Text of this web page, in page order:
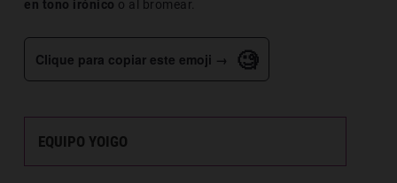
en tono irónico o al bromear.
Clique para copiar este emoji → 🧐
EQUIPO YOIGO